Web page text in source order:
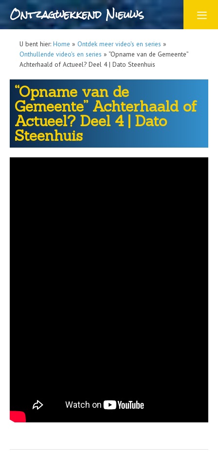
Ontzagwekkend Nieuws
U bent hier: Home » Ontdek meer video's en series »
Onthullende video's en series » “Opname van de Gemeente”
Achterhaald of Actueel? Deel 4 | Dato Steenhuis
“Opname van de
Gemeente” Achterhaald of
Actueel? Deel 4 | Dato
Steenhuis